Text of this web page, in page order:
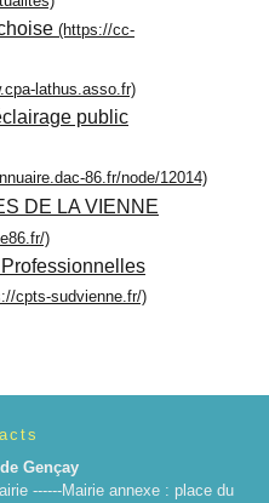
(https://cc-
lathus.asso.fr)
public
86.fr/node/12014)
DE LA VIENNE
)
cpts-sudvienne.fr/)
Gençay
------Mairie annexe : place du